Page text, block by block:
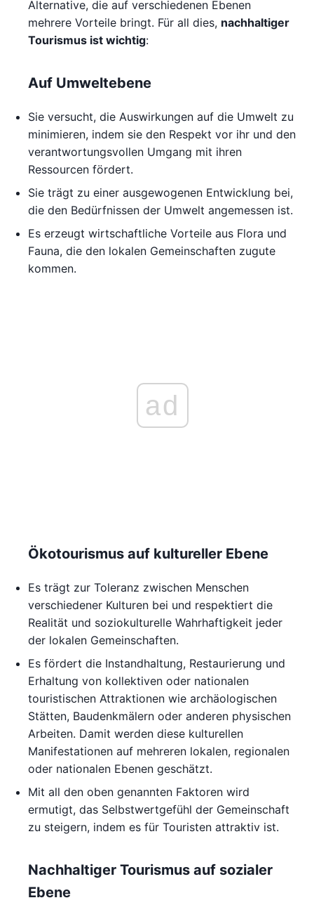
Alternative, die auf verschiedenen Ebenen
mehrere Vorteile bringt. Für all dies, nachhaltiger
Tourismus ist wichtig:
Auf Umweltebene
Sie versucht, die Auswirkungen auf die Umwelt zu
minimieren, indem sie den Respekt vor ihr und den
verantwortungsvollen Umgang mit ihren
Ressourcen fördert.
Sie trägt zu einer ausgewogenen Entwicklung bei,
die den Bedürfnissen der Umwelt angemessen ist.
Es erzeugt wirtschaftliche Vorteile aus Flora und
Fauna, die den lokalen Gemeinschaften zugute
kommen.
ad
Ökotourismus auf kultureller Ebene
Es trägt zur Toleranz zwischen Menschen
verschiedener Kulturen bei und respektiert die
Realität und soziokulturelle Wahrhaftigkeit jeder
der lokalen Gemeinschaften.
Es fördert die Instandhaltung, Restaurierung und
Erhaltung von kollektiven oder nationalen
touristischen Attraktionen wie archäologischen
Stätten, Baudenkmälern oder anderen physischen
Arbeiten. Damit werden diese kulturellen
Manifestationen auf mehreren lokalen, regionalen
oder nationalen Ebenen geschätzt.
Mit all den oben genannten Faktoren wird
ermutigt, das Selbstwertgefühl der Gemeinschaft
zu steigern, indem es für Touristen attraktiv ist.
Nachhaltiger Tourismus auf sozialer
Ebene